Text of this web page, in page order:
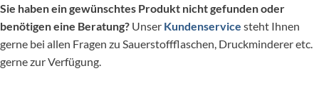
Sie haben ein gewünschtes Produkt nicht gefunden oder
benötigen eine Beratung? Unser Kundenservice steht Ihnen
gerne bei allen Fragen zu Sauerstoffflaschen, Druckminderer etc.
gerne zur Verfügung.